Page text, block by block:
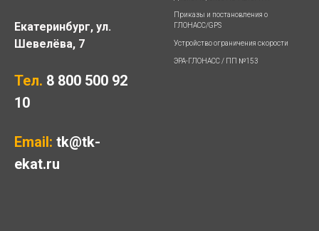
Екатеринбург, ул.
Шевелёва, 7
Тел. 8 800 500 92
10
Email: tk@tk-
ekat.ru
Приказы и постановления о
ГЛОНАСС/GPS
Устройство ограничения скорости
ЭРА-ГЛОНАСС / ПП №153